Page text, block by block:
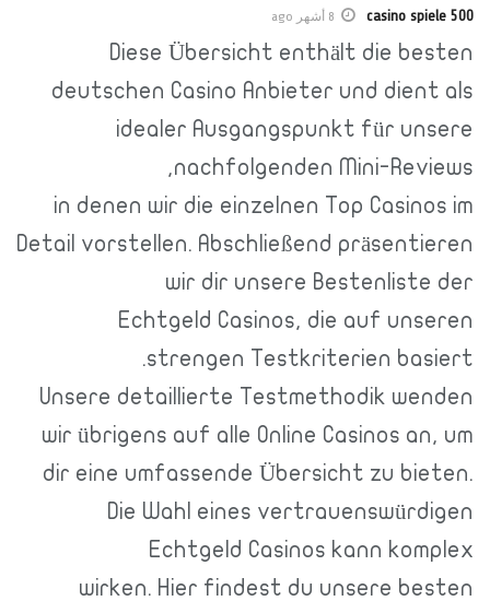
8 أشهر ago
Diese Übersicht enthält die
deutschen Casino Anbieter und
idealer Ausgangspunkt für
nachfolgenden Mini-
in denen wir die einzelnen Top
Detail vorstellen. Abschließend
wir dir unsere
Echtgeld Casinos, die auf
strengen Testkriterien
Unsere detaillierte Testmethodik
wir übrigens auf alle Online Casinos
dir eine umfassende Übersicht zu
Die Wahl eines
Echtgeld Casinos kann
wirken. Hier findest du unsere